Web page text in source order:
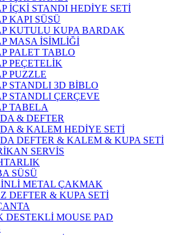
İÇKİ STANDI HEDİYE SETİ
KAPI SÜSÜ
KUTULU KUPA BARDAK
MASA İSİMLİĞİ
PALET TABLO
PEÇETELİK
PUZZLE
STANDLI 3D BİBLO
STANDLI ÇERÇEVE
TABELA
& DEFTER
& KALEM HEDİYE SETİ
DEFTER & KALEM & KUPA SETİ
SERVİS
SÜSÜ
METAL ÇAKMAK
DEFTER & KUPA SETİ
DESTEKLİ MOUSE PAD